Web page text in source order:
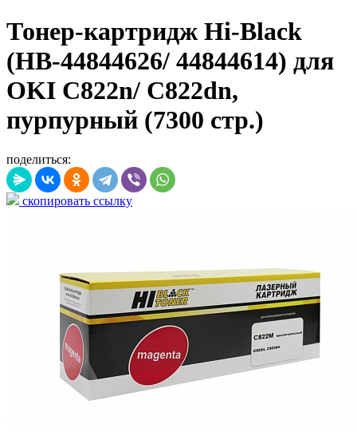
Тонер-картридж Hi-Black
(HB-44844626/ 44844614) для
OKI C822n/ C822dn,
пурпурный (7300 стр.)
поделиться:
скопировать ссылку